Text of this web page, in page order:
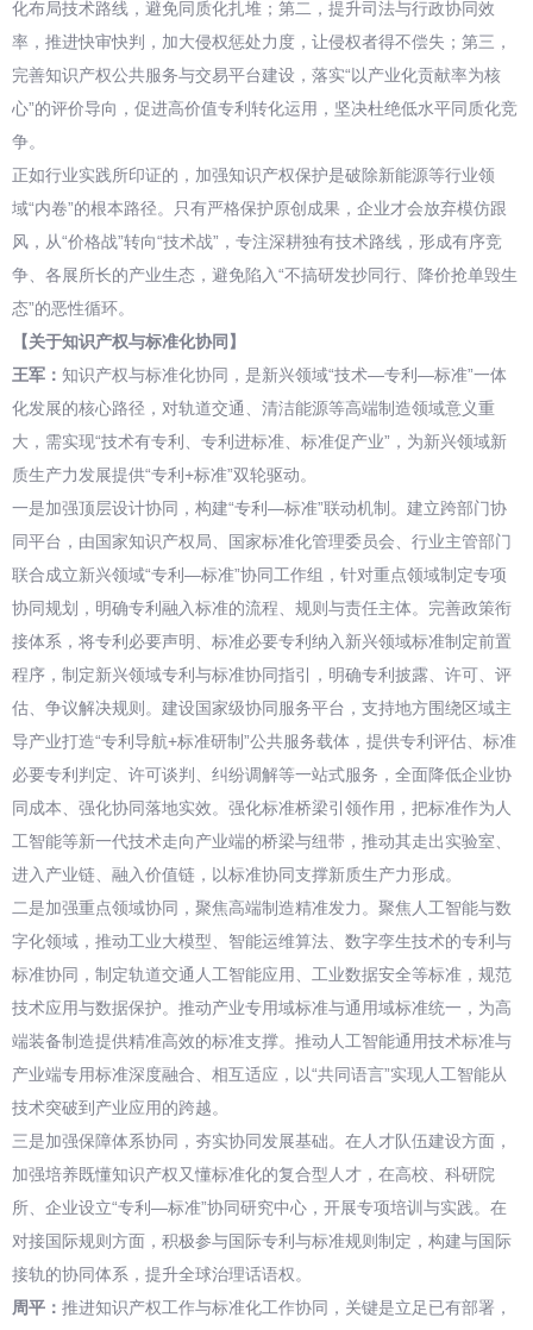
化布局技术路线，避免同质化扎堆；第二，提升司法与行政协同效
率，推进快审快判，加大侵权惩处力度，让侵权者得不偿失；第三，
完善知识产权公共服务与交易平台建设，落实“以产业化贡献率为核
心”的评价导向，促进高价值专利转化运用，坚决杜绝低水平同质化竞
争。
正如行业实践所印证的，加强知识产权保护是破除新能源等行业领
域“内卷”的根本路径。只有严格保护原创成果，企业才会放弃模仿跟
风，从“价格战”转向“技术战”，专注深耕独有技术路线，形成有序竞
争、各展所长的产业生态，避免陷入“不搞研发抄同行、降价抢单毁生
态”的恶性循环。
【关于知识产权与标准化协同】
王军： 知识产权与标准化协同，是新兴领域“技术—专利—标准”一体
化发展的核心路径，对轨道交通、清洁能源等高端制造领域意义重
大，需实现“技术有专利、专利进标准、标准促产业”，为新兴领域新
质生产力发展提供“专利+标准”双轮驱动。
一是加强顶层设计协同，构建“专利—标准”联动机制。建立跨部门协
同平台，由国家知识产权局、国家标准化管理委员会、行业主管部门
联合成立新兴领域“专利—标准”协同工作组，针对重点领域制定专项
协同规划，明确专利融入标准的流程、规则与责任主体。完善政策衔
接体系，将专利必要声明、标准必要专利纳入新兴领域标准制定前置
程序，制定新兴领域专利与标准协同指引，明确专利披露、许可、评
估、争议解决规则。建设国家级协同服务平台，支持地方围绕区域主
导产业打造“专利导航+标准研制”公共服务载体，提供专利评估、标准
必要专利判定、许可谈判、纠纷调解等一站式服务，全面降低企业协
同成本、强化协同落地实效。强化标准桥梁引领作用，把标准作为人
工智能等新一代技术走向产业端的桥梁与纽带，推动其走出实验室、
进入产业链、融入价值链，以标准协同支撑新质生产力形成。
二是加强重点领域协同，聚焦高端制造精准发力。聚焦人工智能与数
字化领域，推动工业大模型、智能运维算法、数字孪生技术的专利与
标准协同，制定轨道交通人工智能应用、工业数据安全等标准，规范
技术应用与数据保护。推动产业专用域标准与通用域标准统一，为高
端装备制造提供精准高效的标准支撑。推动人工智能通用技术标准与
产业端专用标准深度融合、相互适应，以“共同语言”实现人工智能从
技术突破到产业应用的跨越。
三是加强保障体系协同，夯实协同发展基础。在人才队伍建设方面，
加强培养既懂知识产权又懂标准化的复合型人才，在高校、科研院
所、企业设立“专利—标准”协同研究中心，开展专项培训与实践。在
对接国际规则方面，积极参与国际专利与标准规则制定，构建与国际
接轨的协同体系，提升全球治理话语权。
周平： 推进知识产权工作与标准化工作协同，关键是立足已有部署，